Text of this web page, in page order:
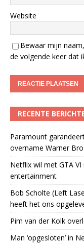
Website
Bewaar mijn
de volgende keer dat
RECENTE
Paramount
overname Warner
Netflix wil met GTA
entertainment
Bob Scholte (Left
heeft het ons
Pim van der Kolk
Man ‘opgesloten’ in